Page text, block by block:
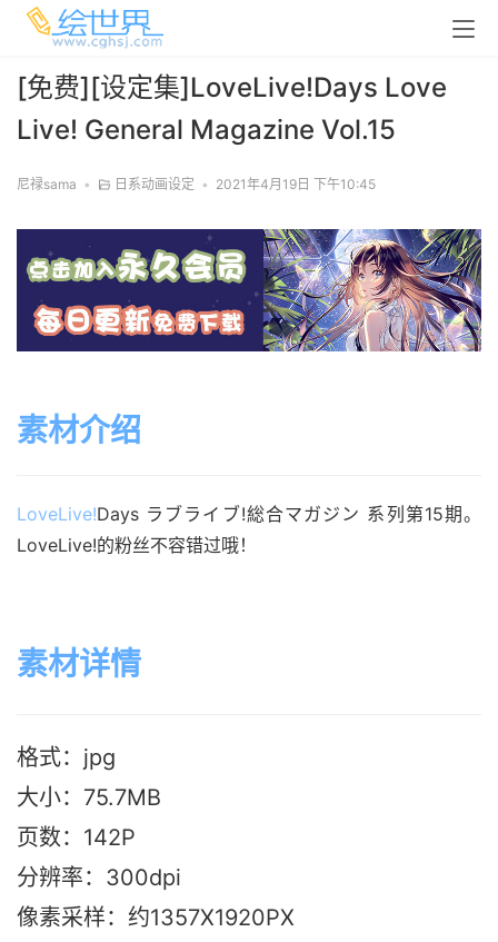
[免费][设定集]LoveLive!Days Love
Live! General Magazine Vol.15
尼禄sama • 日系动画设定 • 2021年4月19日 下午10:45
素材介绍
LoveLive!Days ラブライブ!総合マガジン 系列第15期。
LoveLive!的粉丝不容错过哦！
素材详情
格式：jpg
大小：75.7MB
页数：142P
分辨率：300dpi
像素采样：约1357X1920PX